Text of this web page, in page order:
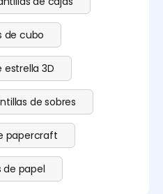
de cubo
estrella 3D
de sobres
papercraft
de papel